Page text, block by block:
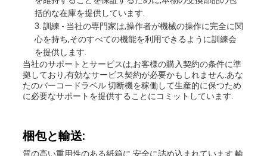
括的な在庫を提供しています.
訓練 - 当社の専門家は,操作者が機械の操作に完全に関
心を持ち,そのすべての機能を利用できるように訓練会
を提供します.
当社のサポートとサービスは,お客様の購入契約の条件に準
拠しており,有効なサービス契約が必要かもしれません.あな
たのバーコードラベル 切断機を稼働して生産的に保つため
に必要なサポートを提供することにコミットしています.
梱包と輸送:
質の高い重用性のある紙箱に 安全に詰め込まれています 輸